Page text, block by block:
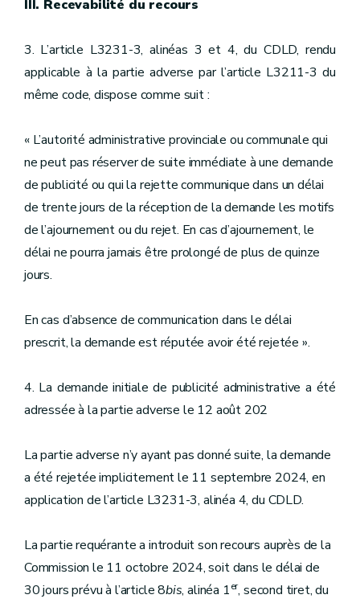
III. Recevabilité du recours
3. L’article L3231-3, alinéas 3 et 4, du CDLD, rendu
applicable à la partie adverse par l’article L3211-3 du
même code, dispose comme suit :
« L’autorité administrative provinciale ou communale qui
ne peut pas réserver de suite immédiate à une demande
de publicité ou qui la rejette communique dans un délai
de trente jours de la réception de la demande les motifs
de l’ajournement ou du rejet. En cas d’ajournement, le
délai ne pourra jamais être prolongé de plus de quinze
jours.
En cas d’absence de communication dans le délai
prescrit, la demande est réputée avoir été rejetée ».
4. La demande initiale de publicité administrative a été
adressée à la partie adverse le 12 août 202
La partie adverse n’y ayant pas donné suite, la demande
a été rejetée implicitement le 11 septembre 2024, en
application de l’article L3231-3, alinéa 4, du CDLD.
La partie requérante a introduit son recours auprès de la
Commission le 11 octobre 2024, soit dans le délai de
30 jours prévu à l’article 8bis, alinéa 1er, second tiret, du